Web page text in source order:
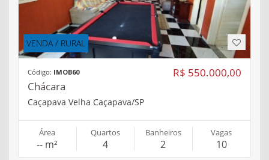
VENDA / RURAL
R$ 550.000,00
Código: IMOB60
Chácara
Caçapava Velha Caçapava/SP
Área
-- m²
Quartos
4
Banheiros
2
Vagas
10